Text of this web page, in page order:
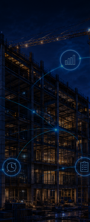
29% cambiar al alquiler
|
AGENDA